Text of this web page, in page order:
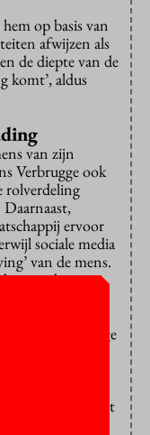
op basis van
afwijzen als
de diepte van de
komt’, aldus
van zijn
Verbrugge ook
rolverdeling
ervoor
sociale media
van de mens.
steeds
volgens Verbrugge
intelligente
verhouding
een pleidooi
waarden van het
weer